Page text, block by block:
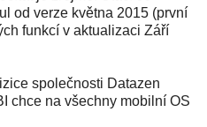
od verze května 2015 (první
funkcí v aktualizaci Září
společnosti Datazen
chce na všechny mobilní OS